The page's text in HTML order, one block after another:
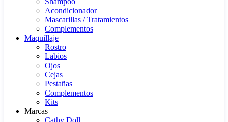
Acondicionador
Mascarillas / Tratamientos
Complementos
Maquillaje
Rostro
Labios
Ojos
Cejas
Pestañas
Complementos
Kits
Marcas
Cathy Doll